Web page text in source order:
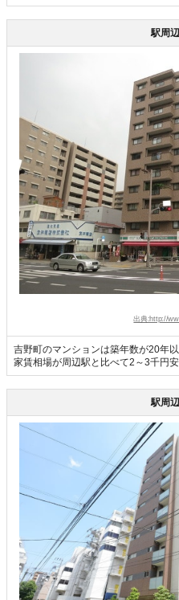
駅周
出典:http://
吉野町のマンションは築年数が20年
家賃相場が周辺駅と比べて2～3千円安
駅周